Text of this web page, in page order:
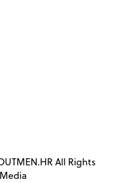
All Rights